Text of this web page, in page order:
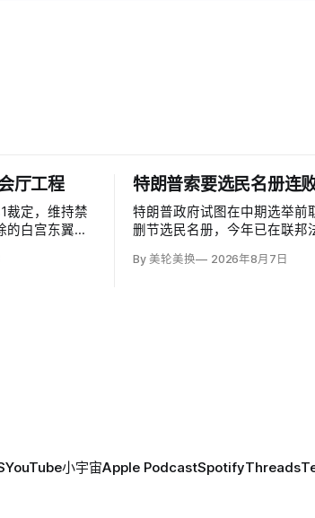
厅工程
裁定，维持禁
的白宫东翼原
国会授权推
特朗普索要选民名册连
特朗普政府试图在中期选举前
删节选民名册，今年已在联邦
诉。司法部已起诉二十多个拒
By 美轮美换 2026年8月7日
YouTube小宇宙Apple PodcastSpotifyThreads